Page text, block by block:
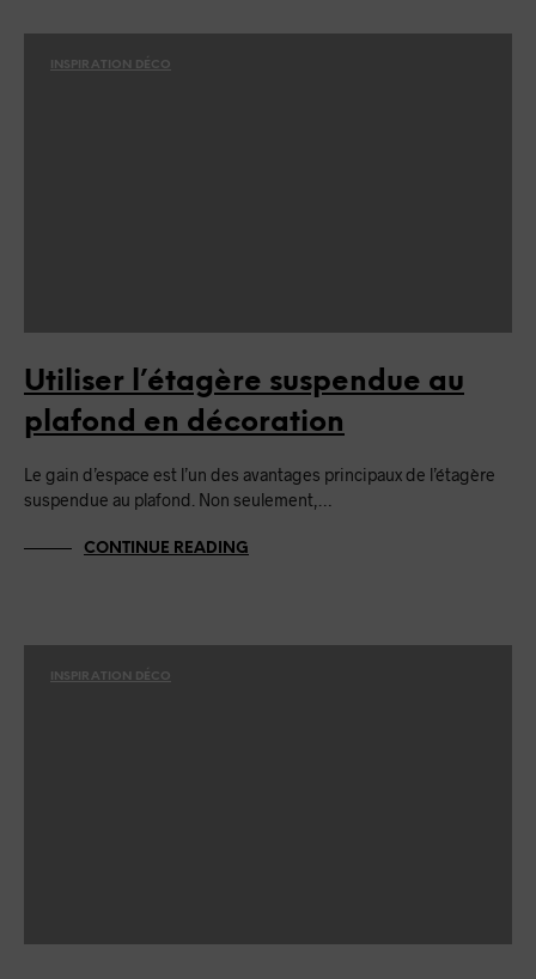
INSPIRATION DÉCO
Utiliser l’étagère suspendue au
plafond en décoration
Le gain d’espace est l’un des avantages principaux de l’étagère
suspendue au plafond. Non seulement,…
CONTINUE READING
INSPIRATION DÉCO